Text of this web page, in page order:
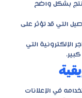
بشكل واضح
التي قد تؤثر على
الإلكترونية التي
في الإعلانات